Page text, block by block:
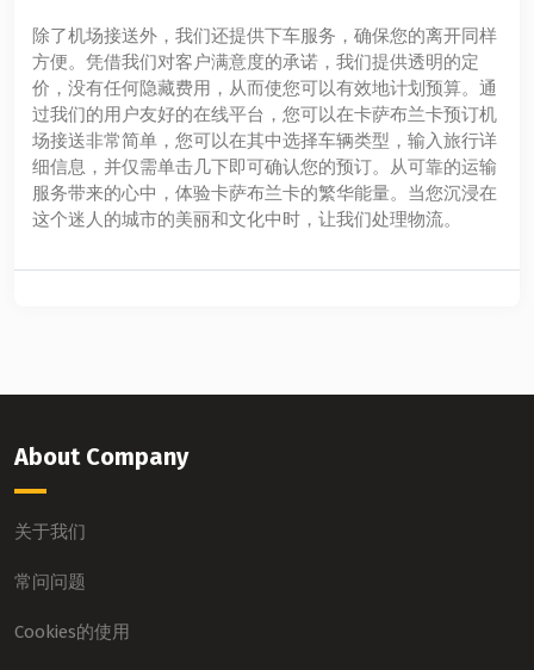
除了机场接送外，我们还提供下车服务，确保您的离开同样
方便。凭借我们对客户满意度的承诺，我们提供透明的定
价，没有任何隐藏费用，从而使您可以有效地计划预算。通
过我们的用户友好的在线平台，您可以在卡萨布兰卡预订机
场接送非常简单，您可以在其中选择车辆类型，输入旅行详
细信息，并仅需单击几下即可确认您的预订。从可靠的运输
服务带来的心中，体验卡萨布兰卡的繁华能量。当您沉浸在
这个迷人的城市的美丽和文化中时，让我们处理物流。
About Company
关于我们
常问问题
Cookies的使用